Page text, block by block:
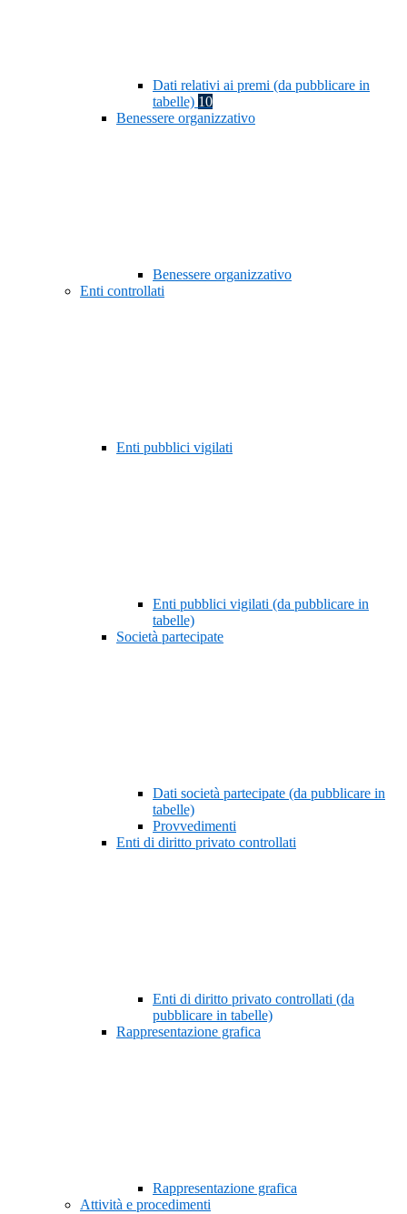
Dati relativi ai premi (da pubblicare in
tabelle) 10
Benessere organizzativo
Benessere organizzativo
Enti controllati
Enti pubblici vigilati
Enti pubblici vigilati (da pubblicare in
tabelle)
Società partecipate
Dati società partecipate (da pubblicare in
tabelle)
Provvedimenti
Enti di diritto privato controllati
Enti di diritto privato controllati (da
pubblicare in tabelle)
Rappresentazione grafica
Rappresentazione grafica
Attività e procedimenti